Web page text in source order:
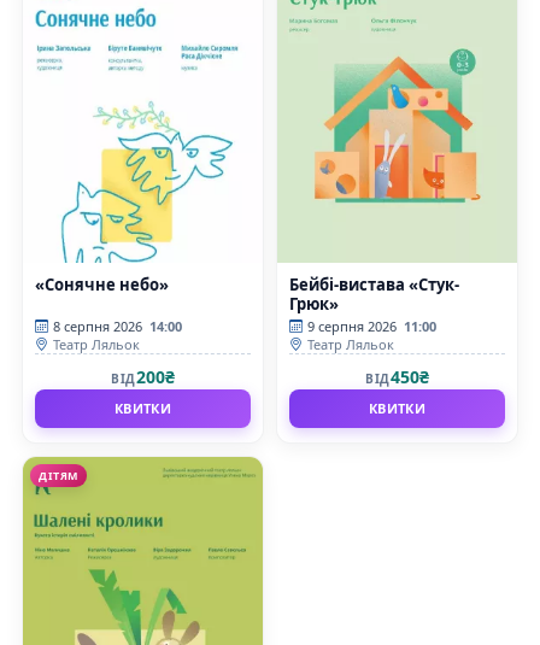
«Сонячне небо»
8 серпня 2026 14:00
Театр Ляльок
ВІД200₴
КВИТКИ
Бейбі-вистава «Стук-
Грюк»
9 серпня 2026 11:00
Театр Ляльок
ВІД450₴
КВИТКИ
ДІТЯМ